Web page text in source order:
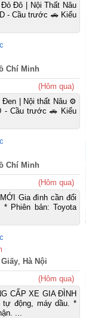
Đô | Nội Thất Nâu
- Cầu trước 🚗 Kiểu
Chí Minh
(Hôm qua)
Đen | Nội thất Nâu ⚙️
- Cầu trước 🚗 Kiểu
Chí Minh
(Hôm qua)
Gia đình cần đổi
Phiên bản: Toyota
, Hà Nội
(Hôm qua)
CẤP XE GIA ĐÌNH
tự động, máy dầu. *
...